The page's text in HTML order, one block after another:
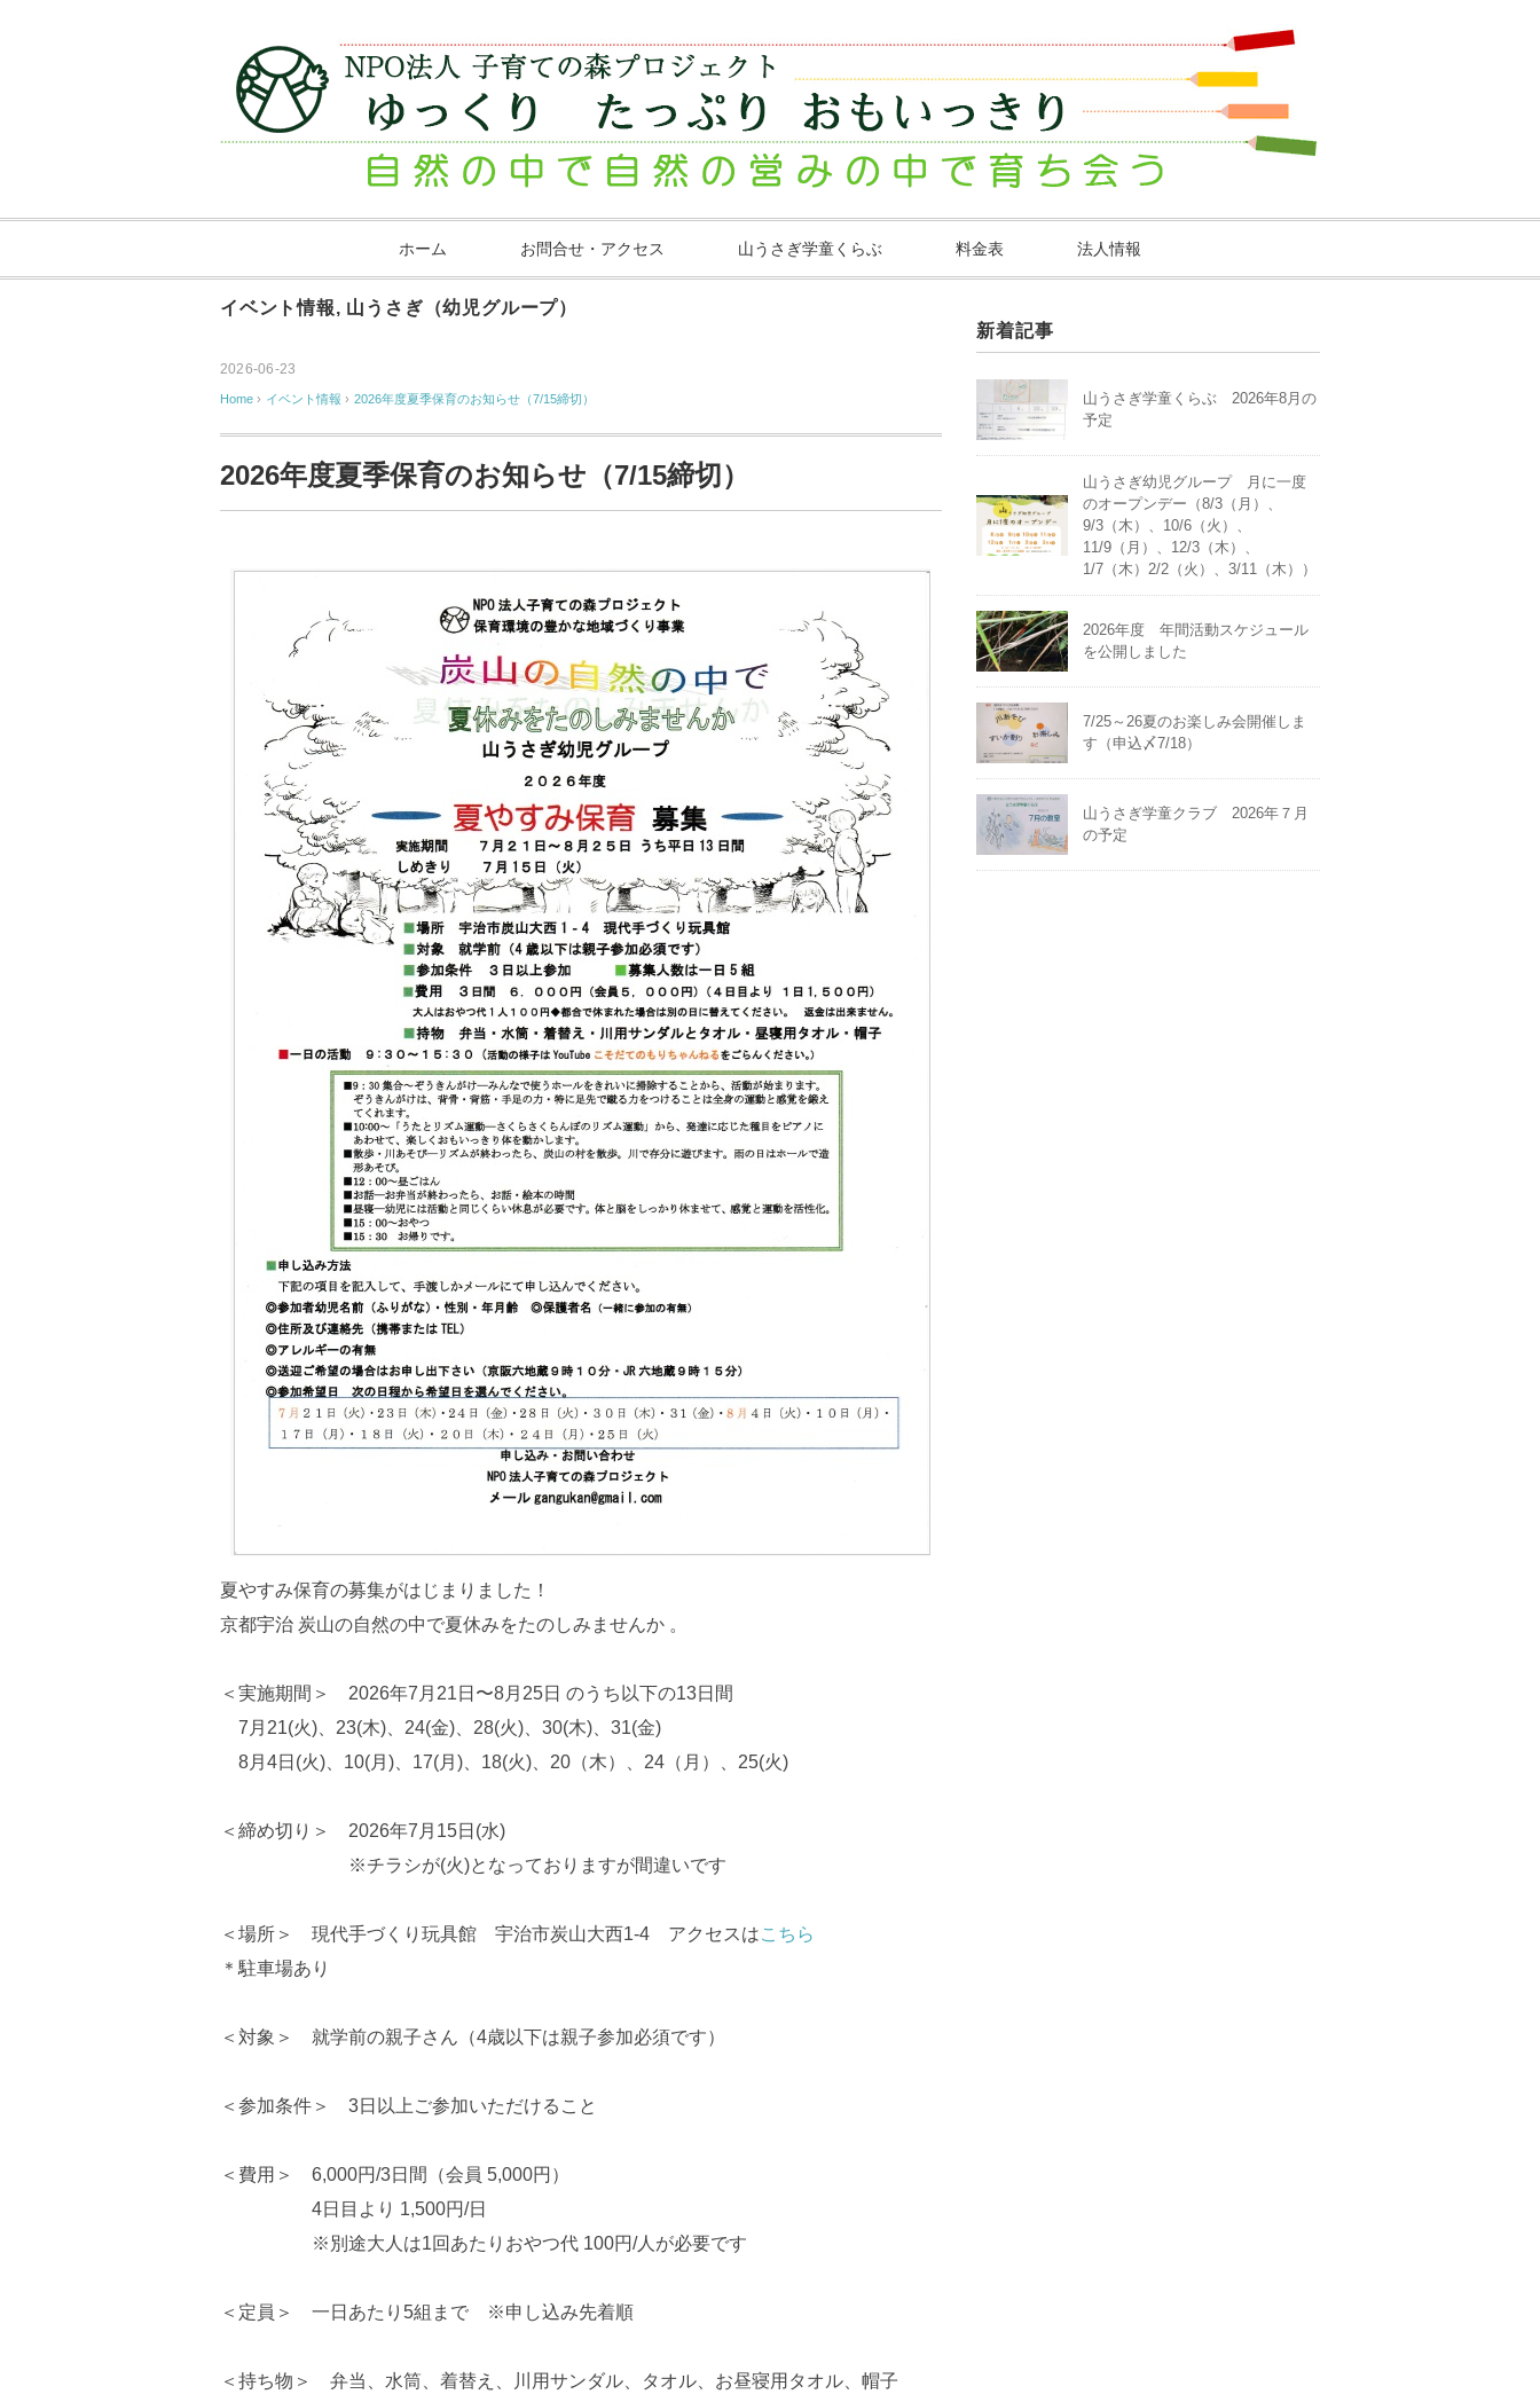
ホーム お問合せ・アクセス 山うさぎ学童くらぶ 料金表 法人情報
イベント情報, 山うさぎ（幼児グループ）
2026-06-23
Home › イベント情報 › 2026年度夏季保育のお知らせ（7/15締切）
2026年度夏季保育のお知らせ（7/15締切）
夏やすみ保育の募集がはじまりました！
京都宇治 炭山の自然の中で夏休みをたのしみませんか 。
＜実施期間＞ 2026年7月21日〜8月25日 のうち以下の13日間
7月21(火)、23(木)、24(金)、28(火)、30(木)、31(金)
8月4日(火)、10(月)、17(月)、18(火)、20（木）、24（月）、25(火)
＜締め切り＞ 2026年7月15日(水)
※チラシが(火)となっておりますが間違いです
＜場所＞ 現代手づくり玩具館 宇治市炭山大西1-4 アクセスはこちら
＊駐車場あり
＜対象＞ 就学前の親子さん（4歳以下は親子参加必須です）
＜参加条件＞ 3日以上ご参加いただけること
＜費用＞ 6,000円/3日間（会員 5,000円）
4日目より 1,500円/日
※別途大人は1回あたりおやつ代 100円/人が必要です
＜定員＞ 一日あたり5組まで ※申し込み先着順
＜持ち物＞ 弁当、水筒、着替え、川用サンダル、タオル、お昼寝用タオル、帽子
新着記事
山うさぎ学童くらぶ 2026年8月の
予定
山うさぎ幼児グループ 月に一度
のオープンデー（8/3（月）、
9/3（木）、10/6（火）、
11/9（月）、12/3（木）、
1/7（木）2/2（火）、3/11（木））
2026年度 年間活動スケジュール
を公開しました
7/25～26夏のお楽しみ会開催しま
す（申込〆7/18）
山うさぎ学童クラブ 2026年７月
の予定